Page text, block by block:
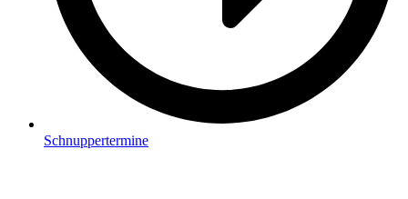
Schnuppertermine